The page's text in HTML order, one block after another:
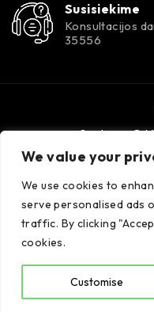
We value your
We use cookies to
serve personalised ads
traffic. By clicking
cookies.
Customise
Susisiekime
Konsultacijos
35556
Spalvora ©